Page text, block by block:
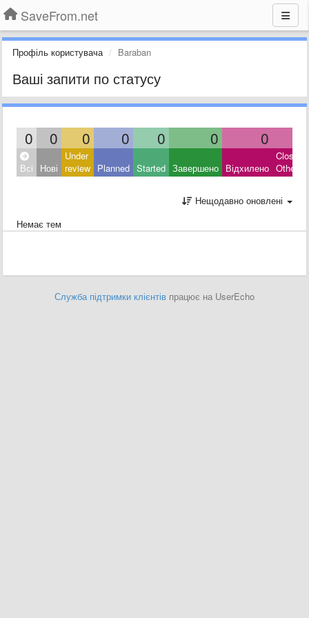
SaveFrom.net
Профіль користувача Baraban
Ваші запити по статусу
0 0 0 0 0 0 0
Всі Нові
Under
review Planned Started Завершено Відхилено
Closed:
Other
Нещодавно оновлені
Немає тем
Служба підтримки клієнтів працює на UserEcho